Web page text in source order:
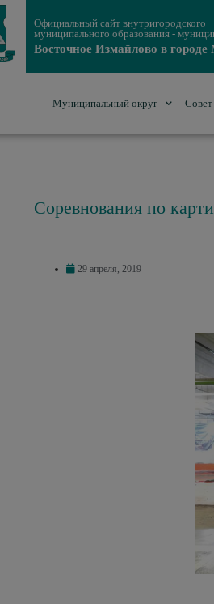
Официальный сайт внутригородского
муниципального образования -
Восточное Измайлово в городе
Муниципальный округ Совет
Соревнования по
29 апреля, 2019